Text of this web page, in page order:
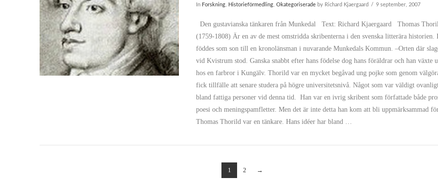
In Forskning, Historieförmedling,Okategoriserade by Richard Kjaergaard 9 september, 2007
Den gustavianska tänkaren från Munkedal Text: Richard Kjaergaard Thomas
(1759-1808) Är en av de mest omstridda skribenterna i den svenska litterära historien.
föddes som son till en kronolänsman i nuvarande Munkedals Kommun. –Orten där
vid Kvistrum stod. Ganska snabbt efter hans födelse dog hans föräldrar och han växte
hos en farbror i Kungälv. Thorild var en mycket begåvad ung pojke som genom
fick tillfälle att senare studera på högre universitetsnivå. Något som var väldigt
bland fattiga personer vid denna tid. Han var en ivrig skribent som författade både
poesi och meningspamfletter. Men det är inte detta han kom att bli uppmärksammad
Thomas Thorild var en tänkare. Hans idéer har bland …
1 2 →